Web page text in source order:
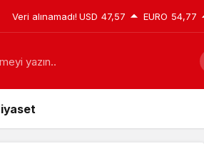
Veri alınamadı! USD 47,57 EURO 54,77
yazın..